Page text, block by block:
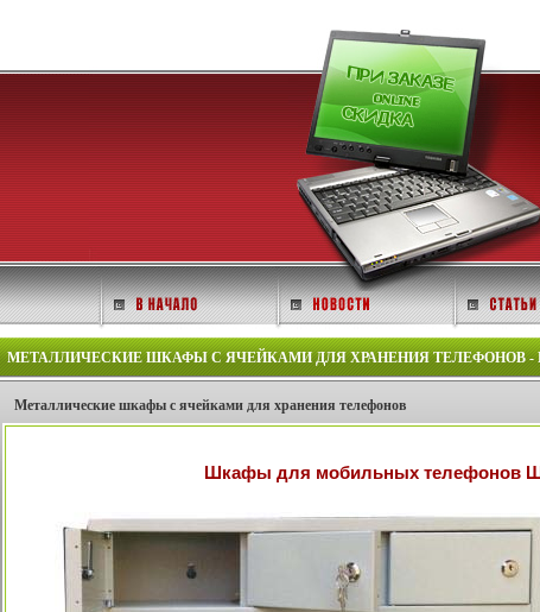
МЕТАЛЛИЧЕСКИЕ ШКАФЫ С ЯЧЕЙКАМИ ДЛЯ ХРАНЕНИЯ ТЕЛЕФОНОВ
Металлические шкафы с ячейками для хранения телефонов
Шкафы для мобильных телефонов